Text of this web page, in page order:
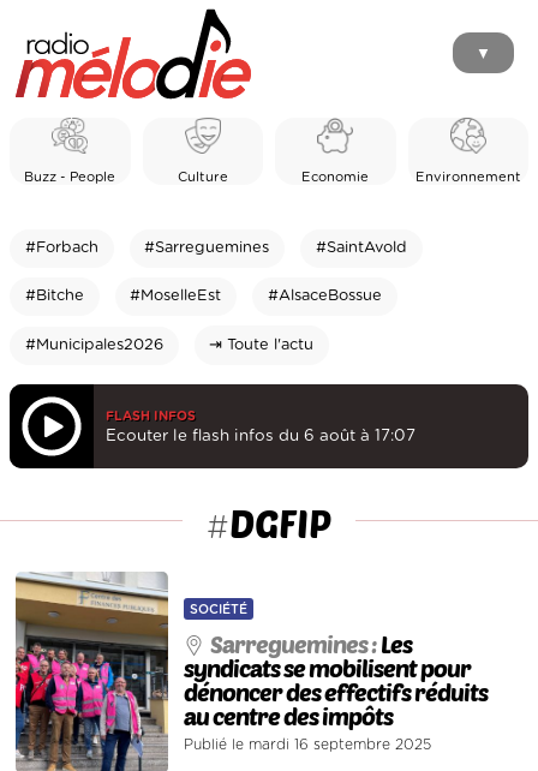
▼
Buzz - People Culture Economie Environnement
#Forbach #Sarreguemines #SaintAvold
#Bitche #MoselleEst #AlsaceBossue
#Municipales2026 ⇥ Toute l'actu
FLASH INFOS
Ecouter le flash infos du 6 août à 17:07
#DGFIP
SOCIÉTÉ
Sarreguemines :Les
syndicats se mobilisent pour
dénoncer des effectifs réduits
au centre des impôts
Publié le mardi 16 septembre 2025